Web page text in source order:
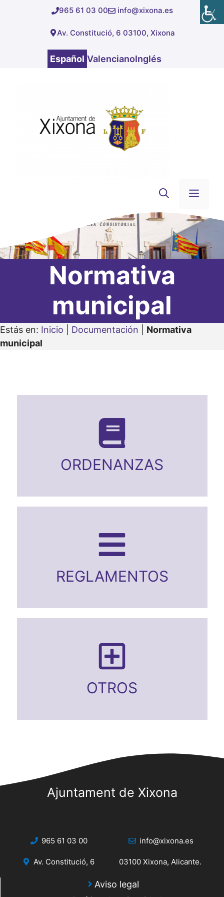
965 61 03 00 info@xixona.es
Av. Constitució, 6 03100, Xixona
Español ValencianoInglés
Normativa
municipal
Estás en: Inicio Documentación
Normativa
municipal
ORDENANZAS
REGLAMENTOS
OTROS
Ajuntament de Xixona
965 61 03 00 info@xixona.es
Av. Constitució, 6 03100 Xixona, Alicante.
Aviso legal